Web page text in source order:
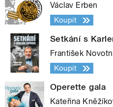
Václav Erben
Koupit
Setkání s
František
Koupit
Operette gala
Kateřina